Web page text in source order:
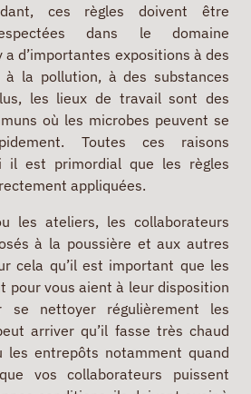
ces règles doivent être
dans le domaine
d’importantes expositions à des
à la pollution, à des substances
les lieux de travail sont des
où les microbes peuvent se
Toutes ces raisons
il est primordial que les règles
appliquées.
les ateliers, les collaborateurs
à la poussière et aux autres
cela qu’il est important que les
pour vous aient à leur disposition
se nettoyer régulièrement les
arriver qu’il fasse très chaud
les entrepôts notamment quand
vos collaborateurs puissent